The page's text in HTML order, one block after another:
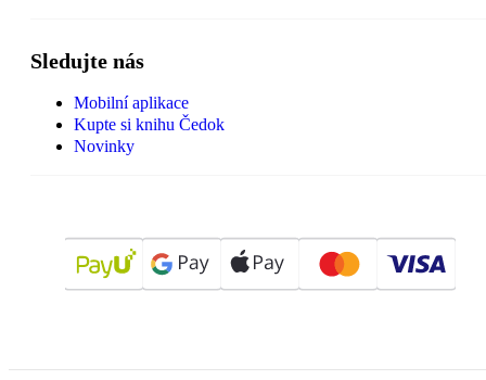
Sledujte nás
Mobilní aplikace
Kupte si knihu Čedok
Novinky